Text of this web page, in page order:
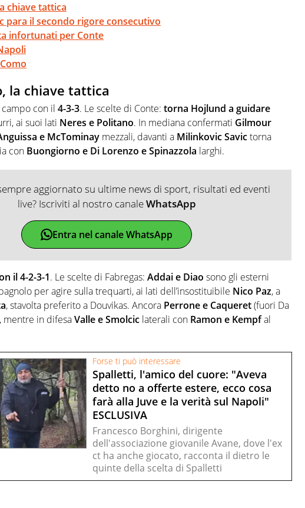
chiave tattica
para il secondo rigore consecutivo
infortunati per Conte
la chiave tattica
con il 4-3-3. Le scelte di Conte: torna Hojlund a guidare
ai suoi lati Neres e Politano. In mediana confermati Gilmour
e McTominay mezzali, davanti a Milinkovic Savictorna
con Buongiorno e Di Lorenzo e Spinazzola larghi.
aggiornato su ultime news di sport, risultati ed eventi
live? Iscriviti al nostro canaleWhatsApp
Entra nel canale WhatsApp
il 4-2-3-1. Le scelte di Fabregas: Addai e Diao sono gli esterni
per agire sulla trequarti, ai lati dell’insostituibile Nico Paz, a
, stavolta preferito a Douvikas. Ancora Perrone e Caqueret(fuori Da
mentre in difesaValle e Smolcic laterali con Ramon e Kempfal
Forse ti può interessare
Spalletti, l'amico del cuore: "Aveva
detto no a offerte estere, ecco cosa
farà alla Juve e la verità sul Napoli"
ESCLUSIVA
Francesco Borghini, dirigente
dell'associazione giovanile Avane, dove l'ex
ct ha anche giocato, racconta il dietro le
quinte della scelta di Spalletti